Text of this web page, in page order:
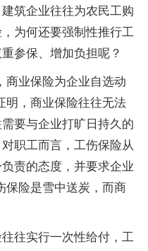
筑企业往往为农民工购
为何还要强制性推行工
参保、增加负担呢？
商业保险为企业自选动
明，商业保险往往无法
要与企业打旷日持久的
职工而言，工伤保险从
责的态度，并要求企业
保险是雪中送炭，而商
往实行一次性给付，工